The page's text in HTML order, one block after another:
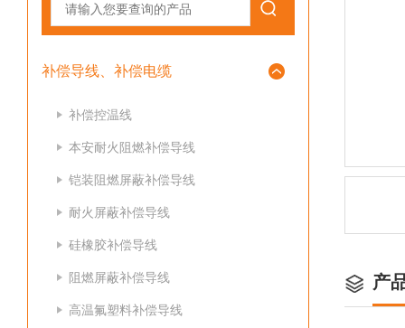
补偿导线、补偿电缆
补偿控温线
本安耐火阻燃补偿导线
铠装阻燃屏蔽补偿导线
耐火屏蔽补偿导线
硅橡胶补偿导线
阻燃屏蔽补偿导线
高温氟塑料补偿导线
产